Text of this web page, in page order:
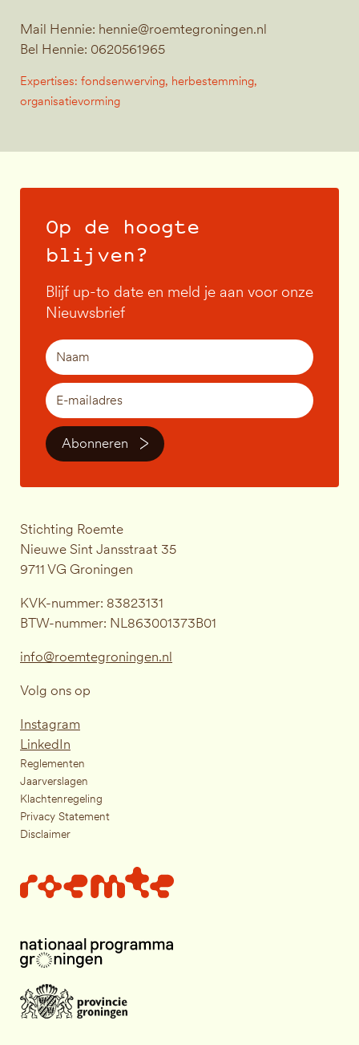
Mail Hennie: hennie@roemtegroningen.nl
Bel Hennie: 0620561965
Expertises: fondsenwerving, herbestemming,
organisatievorming
Op de hoogte
blijven?
Blijf up-to date en meld je aan voor onze
Nieuwsbrief
Abonneren
Stichting Roemte
Nieuwe Sint Jansstraat 35
9711 VG Groningen
KVK-nummer: 83823131
BTW-nummer: NL863001373B01
info@roemtegroningen.nl
Volg ons op
Instagram
LinkedIn
Reglementen
Jaarverslagen
Klachtenregeling
Privacy Statement
Disclaimer